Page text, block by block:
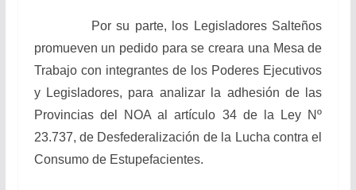
Por su parte, los Legisladores Salteños
promueven un pedido para se creara una Mesa de
Trabajo con integrantes de los Poderes Ejecutivos
y Legisladores, para analizar la adhesión de las
Provincias del NOA al artículo 34 de la Ley Nº
23.737, de Desfederalización de la Lucha contra el
Consumo de Estupefacientes.